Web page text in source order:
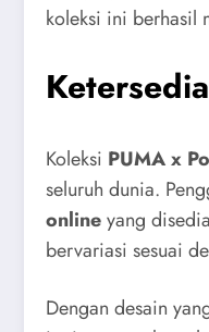
koleksi ini berhasil
Koleksi PUMA x
seluruh dunia.
onlineyang
bervariasi sesuai
Dengan desain